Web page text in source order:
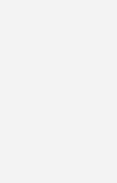
ist von GEM
Internet in Form eines
durch Übersendung auf
gilt als erbracht, wenn die Datei
abgesendet wurde. Dem
Nichtzugang zu beweisen. In
vorbehaltlich der
Zeitpunkt der Bestellung nicht
so erhält der Besteller eine